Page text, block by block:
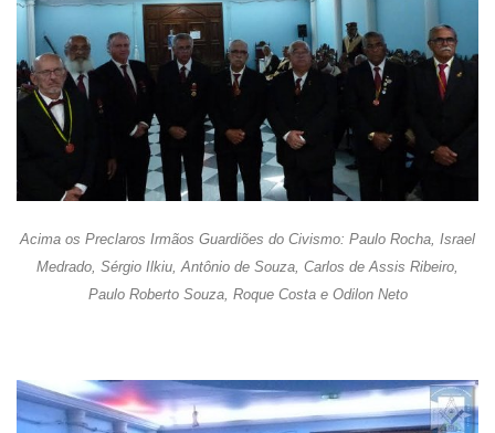
Acima os Preclaros Irmãos Guardiões do Civismo: Paulo Rocha, Israel
Medrado, Sérgio Ilkiu, Antônio de Souza, Carlos de Assis Ribeiro,
Paulo Roberto Souza, Roque Costa e Odilon Neto